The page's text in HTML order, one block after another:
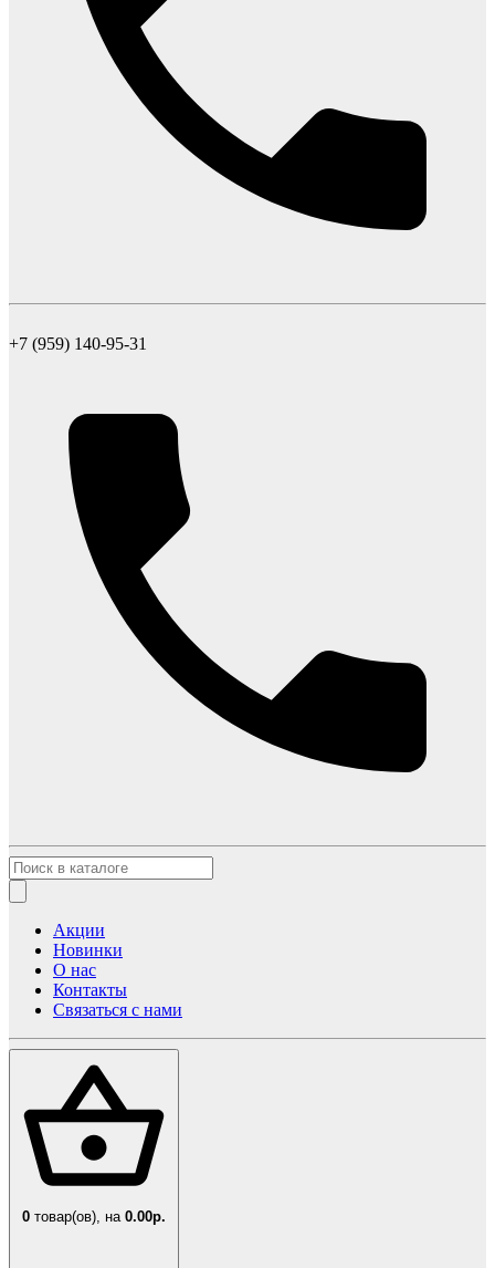
+7 (959) 140-95-31
Акции
Новинки
О нас
Контакты
Связаться с нами
0 товар(ов), на 0.00р.